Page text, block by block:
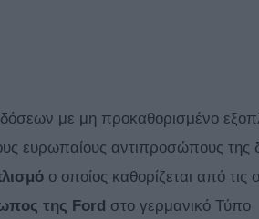
με μη προκαθορισμένο
ευρωπαίους αντιπροσώπους της
ο οποίος καθορίζεται από τις
της Ford στο γερμανικό Τύπο